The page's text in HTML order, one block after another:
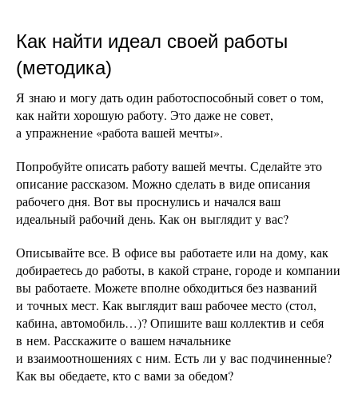
Как найти идеал своей работы
(методика)
Я знаю и могу дать один работоспособный совет о том,
как найти хорошую работу. Это даже не совет,
а упражнение «работа вашей мечты».
Попробуйте описать работу вашей мечты. Сделайте это
описание рассказом. Можно сделать в виде описания
рабочего дня. Вот вы проснулись и начался ваш
идеальный рабочий день. Как он выглядит у вас?
Описывайте все. В офисе вы работаете или на дому, как
добираетесь до работы, в какой стране, городе и компании
вы работаете. Можете вполне обходиться без названий
и точных мест. Как выглядит ваш рабочее место (стол,
кабина, автомобиль…)? Опишите ваш коллектив и себя
в нем. Расскажите о вашем начальнике
и взаимоотношениях с ним. Есть ли у вас подчиненные?
Как вы обедаете, кто с вами за обедом?